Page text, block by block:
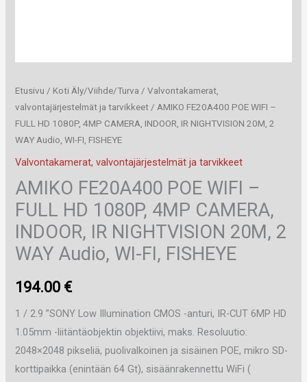
Etusivu / Koti Äly/Viihde/Turva /Valvontakamerat,
valvontajärjestelmät ja tarvikkeet / AMIKO FE20A400 POE WIFI –
FULL HD 1080P, 4MP CAMERA, INDOOR, IR NIGHTVISION 20M, 2
WAY Audio, WI-FI, FISHEYE
Valvontakamerat, valvontajärjestelmät ja tarvikkeet
AMIKO FE20A400 POE WIFI –
FULL HD 1080P, 4MP CAMERA,
INDOOR, IR NIGHTVISION 20M, 2
WAY Audio, WI-FI, FISHEYE
194.00 €
1 / 2.9 ”SONY Low Illumination CMOS -anturi, IR-CUT 6MP HD
1.05mm -liitäntäobjektin objektiivi, maks. Resoluutio:
2048×2048 pikseliä, puolivalkoinen ja sisäinen POE, mikro SD-
korttipaikka (enintään 64 Gt), sisäänrakennettu WiFi (